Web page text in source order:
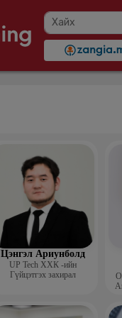
Цэнгэл Ариунболд
UP Tech ХХК -ийн
Гүйцэтгэх захирал